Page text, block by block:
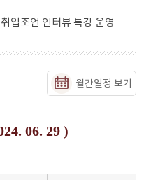
업조언 인터뷰 특강 운영
월간일정 보기
06. 29 )